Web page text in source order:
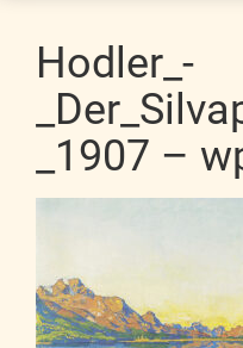
Hodler_-
_1907 –